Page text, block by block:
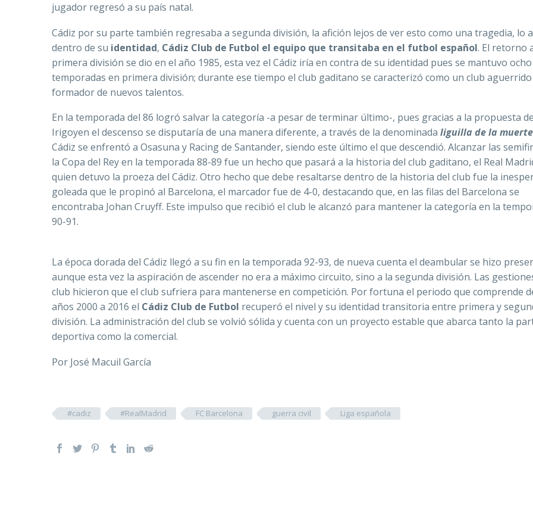
jugador regresó a su país natal.
Cádiz por su parte también regresaba a segunda división, la afición lejos de ver esto como una tragedia, lo
dentro de su identidad, Cádiz Club de Futbol el equipo que transitaba en el futbol español. El retorno
primera división se dio en el año 1985, esta vez el Cádiz iría en contra de su identidad pues se mantuvo ocho
temporadas en primera división; durante ese tiempo el club gaditano se caracterizó como un club
formador de nuevos talentos.
En la temporada del 86 logró salvar la categoría -a pesar de terminar último-, pues gracias a la propuesta de
Irigoyen el descenso se disputaría de una manera diferente, a través de la denominada liguilla de la muerte
Cádiz se enfrentó a Osasuna y Racing de Santander, siendo este último el que descendió. Alcanzar las
la Copa del Rey en la temporada 88-89 fue un hecho que pasará a la historia del club gaditano, el Real
quien detuvo la proeza del Cádiz. Otro hecho que debe resaltarse dentro de la historia del club fue la
goleada que le propinó al Barcelona, el marcador fue de 4-0, destacando que, en las filas del Barcelona se
encontraba Johan Cruyff. Este impulso que recibió el club le alcanzó para mantener la categoría en la
90-91.
La época dorada del Cádiz llegó a su fin en la temporada 92-93, de nueva cuenta el deambular se hizo
aunque esta vez la aspiración de ascender no era a máximo circuito, sino a la segunda división. Las
club hicieron que el club sufriera para mantenerse en competición. Por fortuna el periodo que comprende
años 2000 a 2016 el Cádiz Club de Futbol recuperó el nivel y su identidad transitoria entre primera y
división. La administración del club se volvió sólida y cuenta con un proyecto estable que abarca tanto la
deportiva como la comercial.
Por José Macuil García
#cadiz #RealMadrid FC Barcelona guerra civil Liga española